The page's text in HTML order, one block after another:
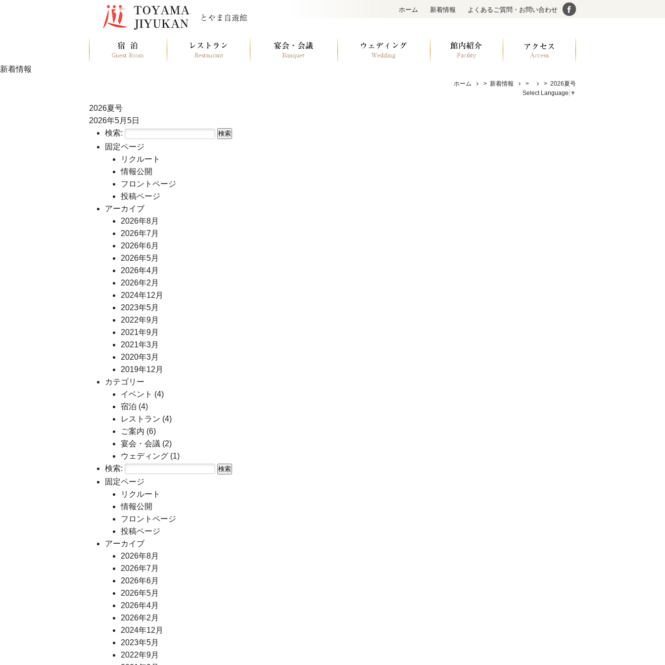
ホーム 新着情報 よくあるご質問・お問い合わせ
新着情報
ホーム > 新着情報 > > 2026夏号
Select Language ▼
2026夏号
2026年5月5日
検索:
固定ページ
リクルート
情報公開
フロントページ
投稿ページ
アーカイブ
2026年8月
2026年7月
2026年6月
2026年5月
2026年4月
2026年2月
2024年12月
2023年5月
2022年9月
2021年9月
2021年3月
2020年3月
2019年12月
カテゴリー
イベント (4)
宿泊 (4)
レストラン (4)
ご案内 (6)
宴会・会議 (2)
ウェディング (1)
検索:
固定ページ
リクルート
情報公開
フロントページ
投稿ページ
アーカイブ
2026年8月
2026年7月
2026年6月
2026年5月
2026年4月
2026年2月
2024年12月
2023年5月
2022年9月